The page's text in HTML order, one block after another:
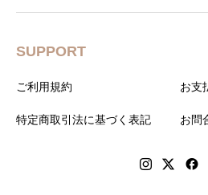
SUPPORT
ご利用規約 お支
特定商取引法に基づく表記 お問